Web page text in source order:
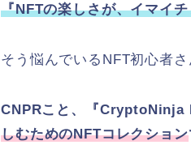
『NFTの楽しさが、イマイ
そう悩んでいるNFT初心者さ
CNPRこと、『CryptoNinja
しむためのNFTコレクション